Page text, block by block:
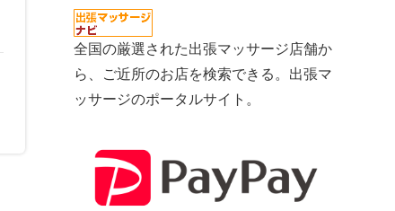
全国の厳選された出張マッサージ店舗か
ら、ご近所のお店を検索できる。出張マ
ッサージのポータルサイト。